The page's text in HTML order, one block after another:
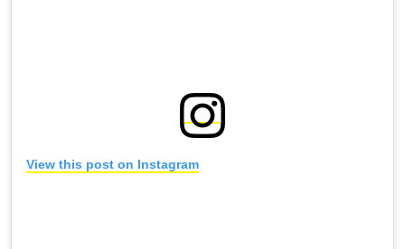
View this post on Instagram